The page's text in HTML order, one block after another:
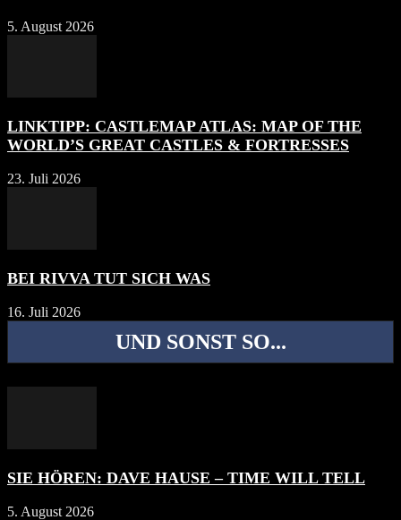
5. August 2026
LINKTIPP: CASTLEMAP ATLAS: MAP OF THE
WORLD’S GREAT CASTLES & FORTRESSES
23. Juli 2026
BEI RIVVA TUT SICH WAS
16. Juli 2026
UND SONST SO...
SIE HÖREN: DAVE HAUSE – TIME WILL TELL
5. August 2026